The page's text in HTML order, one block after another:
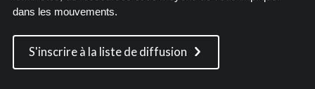
dans les mouvements.
S'inscrire à la liste de diffusion